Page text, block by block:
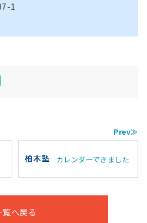
1
Prev≫
カレンダーできました
覧へ戻る